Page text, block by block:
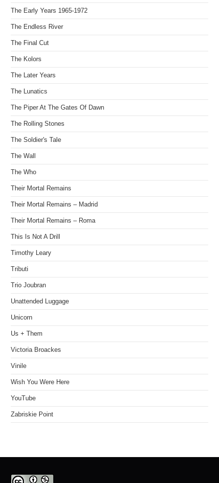
The Early Years 1965-1972
The Endless River
The Final Cut
The Kolors
The Later Years
The Lunatics
The Piper At The Gates Of Dawn
The Rolling Stones
The Soldier's Tale
The Wall
The Who
Their Mortal Remains
Their Mortal Remains – Madrid
Their Mortal Remains – Roma
This Is Not A Drill
Timothy Leary
Tributi
Trio Joubran
Unattended Luggage
Unicorn
Us + Them
Victoria Broackes
Vinile
Wish You Were Here
YouTube
Zabriskie Point